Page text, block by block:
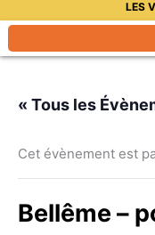
contenu
LES
« Tous les
Cet évènement est
Bellême –